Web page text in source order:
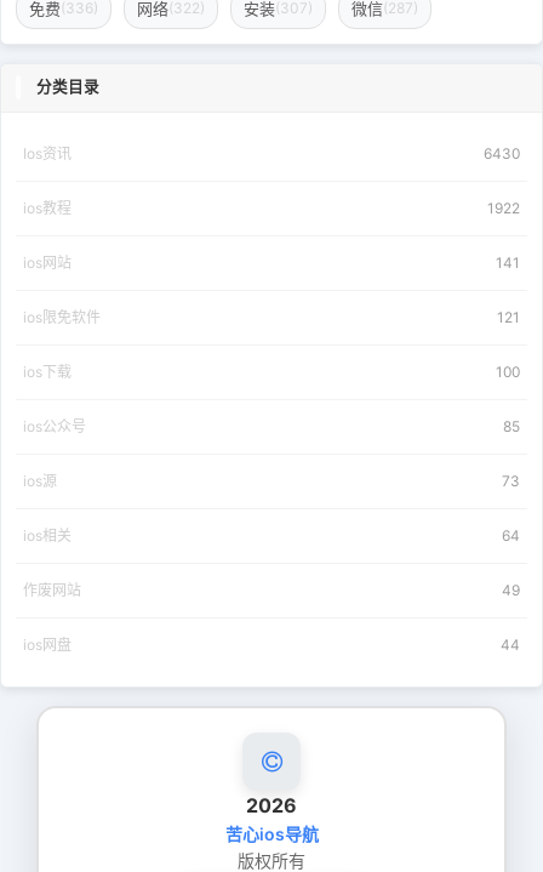
免费(336) 网络(322) 安装(307) 微信(287)
分类目录
Ios资讯 6430
ios教程 1922
ios网站 141
ios限免软件 121
ios下载 100
ios公众号 85
ios源 73
ios相关 64
作废网站 49
ios网盘 44
2026
苦心ios导航
版权所有